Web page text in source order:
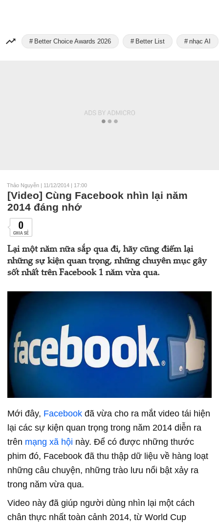
Better Choice Awards 2026 Better List nhạc AI
Thảo Nguyễn | 11/12/2014 | 17:00
[Video] Cùng Facebook nhìn lại năm
2014 đáng nhớ
0
CHIA SẺ
Lại một năm nữa sắp qua đi, hãy cũng điểm lại
những sự kiện quan trọng, những chuyên mục gây
sốt nhất trên Facebook 1 năm vừa qua.
Mới đây, Facebook đã vừa cho ra mắt video tái hiện
lại các sự kiện quan trọng trong năm 2014 diễn ra
trên mạng xã hội này. Để có được những thước
phim đó, Facebook đã thu thập dữ liệu về hàng loạt
những câu chuyện, những trào lưu nổi bật xảy ra
trong năm vừa qua.
Video này đã giúp người dùng nhìn lại một cách
chân thực nhất toàn cảnh 2014, từ World Cup